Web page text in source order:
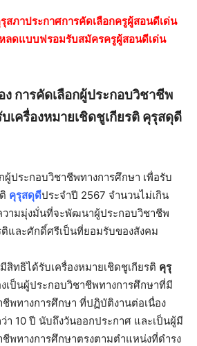
สภาประกาศการคัดเลือกครูผู้สอนดีเด่น
ลดแบบฟรอมรับสมัครครูผู้สอนดีเด่น
ง การคัดเลือกผู้ประกอบวิชาชีพ
เครื่องหมายเชิดชูเกียรติ คุรุสดุดี
ผู้ประกอบวิชาชีพทางการศึกษา เพื่อรับ
คุรุสดุดีประจำปี 2567 จำนวนไม่เกิน
วามมุ่งมั่นที่จะพัฒนาผู้ประกอบวิชาชีพ
ติและศักดิ์ศรีเป็นที่ยอมรับของสังคม
ทธิได้รับเครื่องหมายเชิดชูเกียรติ คุรุ
เป็นผู้ประกอบวิชาชีพทางการศึกษาที่มี
พทางการศึกษา ที่ปฏิบัติงานต่อเนื่อง
า 10 ปี นับถึงวันออกประกาศ และเป็นผู้มี
พทางการศึกษาตรงตามตำแหน่งที่ดำรง